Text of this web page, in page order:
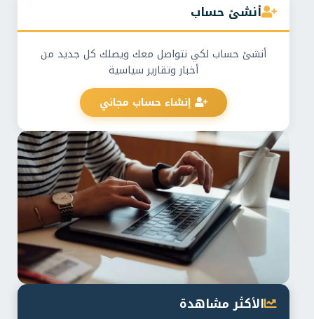
أنشئ حساب
أنشئ حساب لكي نتواصل معك ويصلك كل جديد من
أخبار وتقارير سياسية
إنشاء حساب مجاني
الأكثر مشاهدة